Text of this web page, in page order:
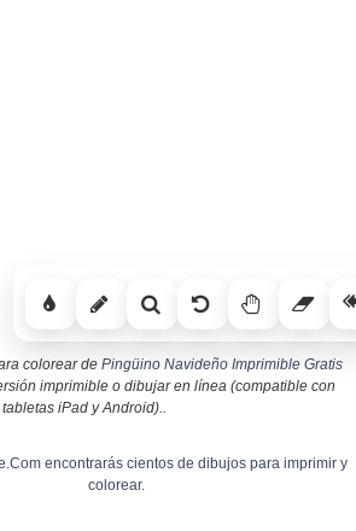
colorear de Pingüino Navideño Imprimible Gratis
imprimible o dibujar en línea (compatible con
tabletas iPad y Android)..
encontrarás cientos de dibujos para imprimir y
colorear.